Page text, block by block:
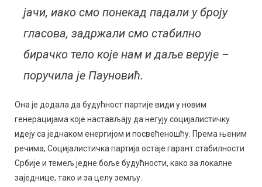
јачи, иако смо понекад падали у броју
гласова, задржали смо стабилно
бирачко тело које нам и даље верује –
поручила је Пауновић.
Она је додала да будућност партије види у новим
генерацијама које настављају да негују социјалистичку
идеју са једнаком енергијом и посвећеношћу. Према њеним
речима, Социјалистичка партија остаје гарант стабилности
Србије и темељ једне боље будућности, како за локалне
заједнице, тако и за целу земљу.